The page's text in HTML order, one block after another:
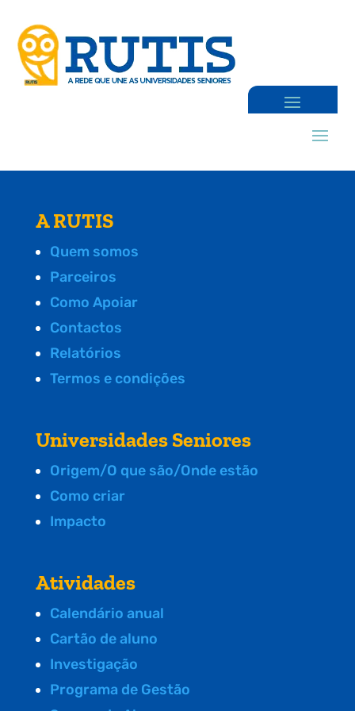
A RUTIS
Quem somos
Parceiros
Como Apoiar
Contactos
Relatórios
Termos e condições
Universidades Seniores
Origem/O que são/Onde estão
Como criar
Impacto
Atividades
Calendário anual
Cartão de aluno
Investigação
Programa de Gestão